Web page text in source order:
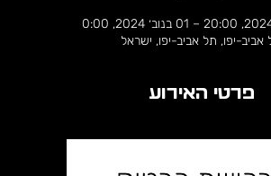
אביב-יפו, תל אביב-יפו, ישראל
פרטי האירוע